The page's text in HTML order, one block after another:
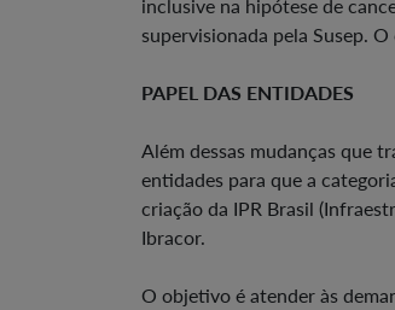
inclusive na hipótese de
supervisionada pela Susep.
PAPEL DAS ENTIDADES
Além dessas mudanças que
entidades para que a
criação da IPR Brasil
Ibracor.
O objetivo é atender às